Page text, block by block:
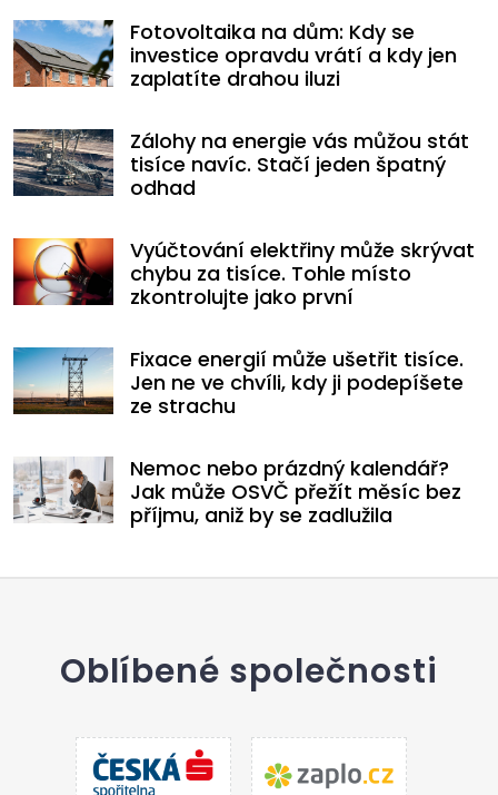
Fotovoltaika na dům: Kdy se
investice opravdu vrátí a kdy jen
zaplatíte drahou iluzi
Zálohy na energie vás můžou stát
tisíce navíc. Stačí jeden špatný
odhad
Vyúčtování elektřiny může skrývat
chybu za tisíce. Tohle místo
zkontrolujte jako první
Fixace energií může ušetřit tisíce.
Jen ne ve chvíli, kdy ji podepíšete
ze strachu
Nemoc nebo prázdný kalendář?
Jak může OSVČ přežít měsíc bez
příjmu, aniž by se zadlužila
Oblíbené společnosti